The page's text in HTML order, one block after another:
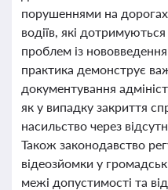
порушеннями на
водіїв, які
проблем із
практика демонструє
документування
як у випадку закриття
насильство через
Також законодавство
відеозйомки у
межі допустимості та